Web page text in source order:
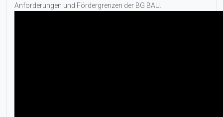
Anforderungen und Fördergrenzen der BG BAU.